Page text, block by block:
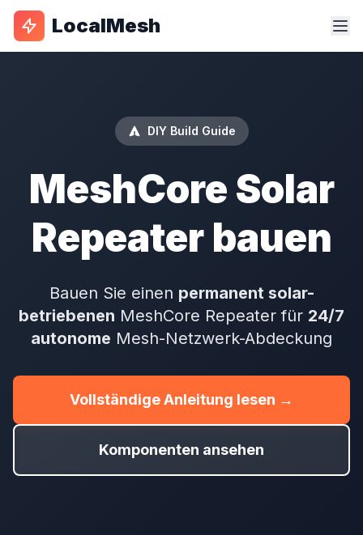
LocalMesh
DIY Build Guide
MeshCore Solar
Repeater bauen
Bauen Sie einen permanent solar-
betriebenen MeshCore Repeater für 24/7
autonome Mesh-Netzwerk-Abdeckung
Vollständige Anleitung lesen →
Komponenten ansehen